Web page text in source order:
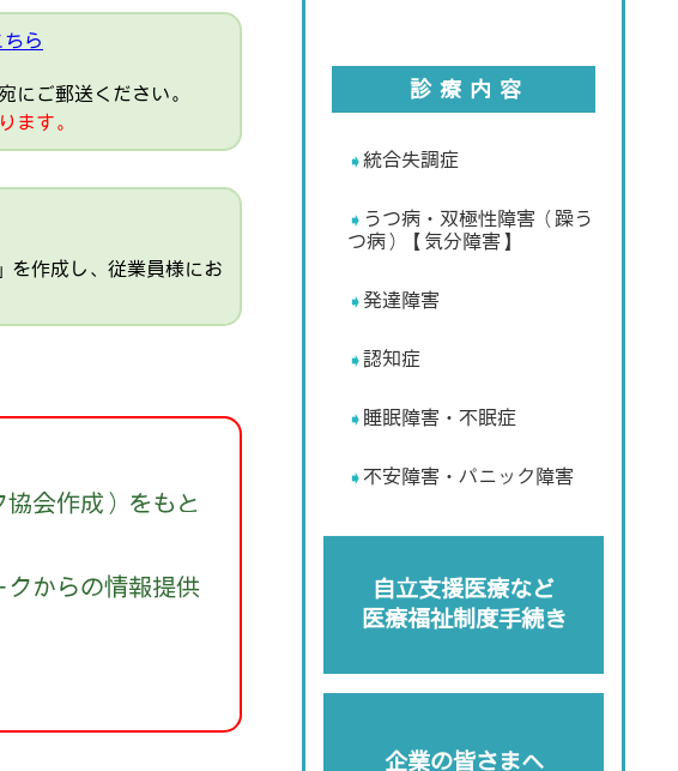
ら
にご郵送ください。
ます。
を作成し、従業員様にお
会作成）をもと
クからの情報提供
診療内容
統合失調症
うつ病・双極性障害（躁う
つ病）【気分障害】
発達障害
認知症
睡眠障害・不眠症
不安障害・パニック障害
自立支援医療など
医療福祉制度手続き
企業の皆さまへ